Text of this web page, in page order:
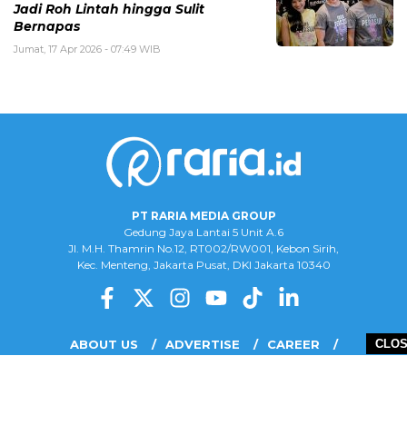
Jadi Roh Lintah hingga Sulit
Bernapas
Jumat, 17 Apr 2026 - 07:49 WIB
PT RARIA MEDIA GROUP
Gedung Jaya Lantai 5 Unit A.6
Jl. M.H. Thamrin No.12, RT002/RW001, Kebon Sirih,
Kec. Menteng, Jakarta Pusat, DKI Jakarta 10340
ABOUT US ADVERTISE
CAREER